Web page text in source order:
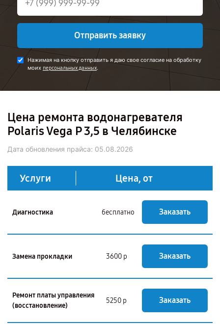
Отправить заявку
Нажимая на кнопку отправить я даю свое согласие на обработку
моих персональных данных.
Цена ремонта водонагревателя
Polaris Vega P 3,5 в Челябинске
Дата обновления прайса: 05.08.2026
Услуги Цена, от
Диагностика бесплатно Заказать
Замена прокладки 3600 р Заказать
Ремонт платы управления
(восстановление)
5250 р Заказать